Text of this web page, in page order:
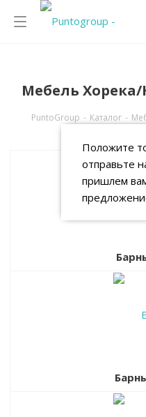
Мебель Хорека/
PuntoGroup - Каталог -
Положите
отправьте
пришлем